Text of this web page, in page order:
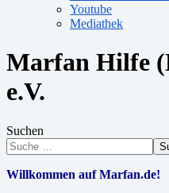
Youtube
Mediathek
Marfan Hilfe
e.V.
Suchen
Willkommen auf Marfan.de!